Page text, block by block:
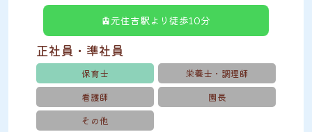
🚊元住吉駅より徒歩10分
正社員・準社員
保育士
栄養士・調理師
看護師
園長
その他